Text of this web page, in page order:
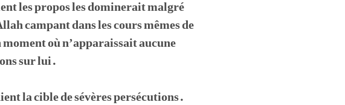
les propos les dominerait malgré
campant dans les cours mêmes de
moment où n’apparaissait aucune
sur lui.
la cible de sévères persécutions.